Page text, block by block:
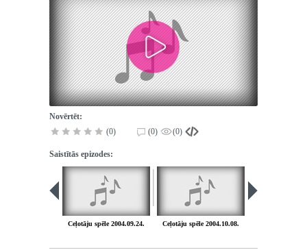
Novērtēt:
(0)
(0) (0)
Saistītās epizodes:
Ceļotāju spēle 2004.09.24. Ceļotāju spēle 2004.10.08.